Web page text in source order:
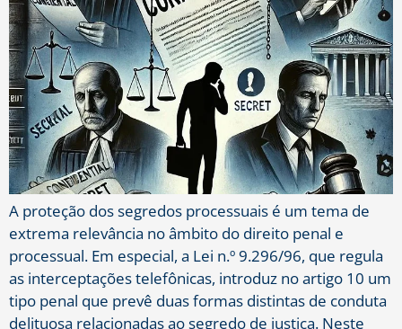
A proteção dos segredos processuais é um tema de
extrema relevância no âmbito do direito penal e
processual. Em especial, a Lei n.º 9.296/96, que regula
as interceptações telefônicas, introduz no artigo 10 um
tipo penal que prevê duas formas distintas de conduta
delituosa relacionadas ao segredo de justiça. Neste